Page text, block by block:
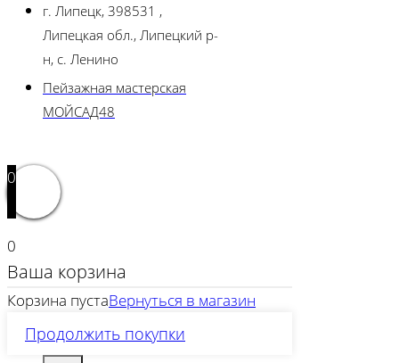
г. Липецк, 398531 ,
Липецкая обл., Липецкий р-
н, с. Ленино
Пейзажная мастерская
МОЙСАД48
0
0
Ваша корзина
Корзина пустаВернуться в магазин
Продолжить покупки